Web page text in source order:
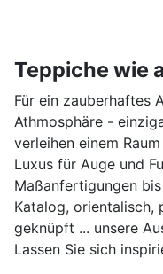
Teppiche wie
Für ein zauberhaftes
Athmosphäre -
verleihen einem
Luxus für Auge und
Maßanfertigungen
Katalog, orientalisch,
geknüpft ... unsere
Lassen Sie sich